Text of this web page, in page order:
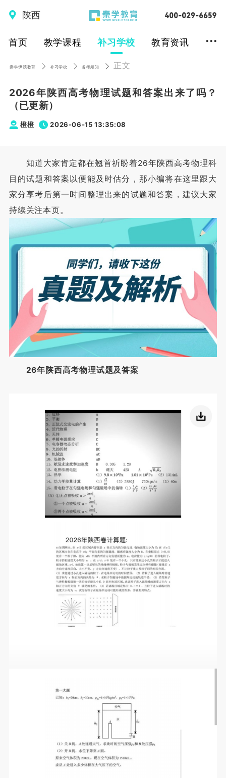
陕西
首页 教学课程 补习学校 教育资讯 ...
秦学伊顿教育 补习学校 备考须知 正文
2026年陕西高考物理试题和答案出来了吗？
（已更新）
橙橙 2026-06-15 13:35:08
知道大家肯定都在翘首祈盼着26年陕西高考物理科
目的试题和答案以便能及时估分，那小编将在这里跟大
家分享考后第一时间整理出来的试题和答案，建议大家
持续关注本页。
26年陕西高考物理试题及答案